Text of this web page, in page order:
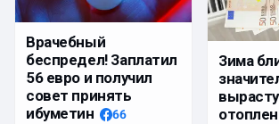
Врачебный
беспредел! Заплатил
56 евро и получил
совет принять
ибуметин
66
Зима